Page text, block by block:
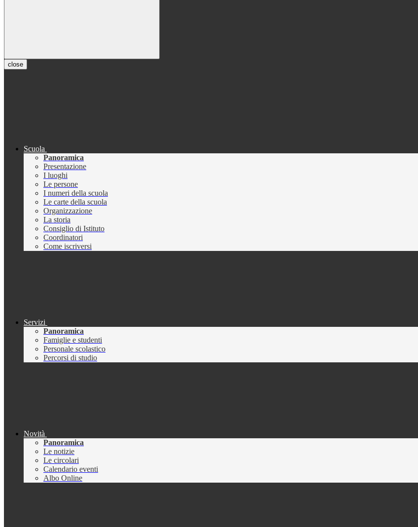
close
Scuola
Panoramica
Presentazione
I luoghi
Le persone
I numeri della scuola
Le carte della scuola
Organizzazione
La storia
Consiglio di Istituto
Coordinatori
Come iscriversi
Servizi
Panoramica
Famiglie e studenti
Personale scolastico
Percorsi di studio
Novità
Panoramica
Le notizie
Le circolari
Calendario eventi
Albo Online